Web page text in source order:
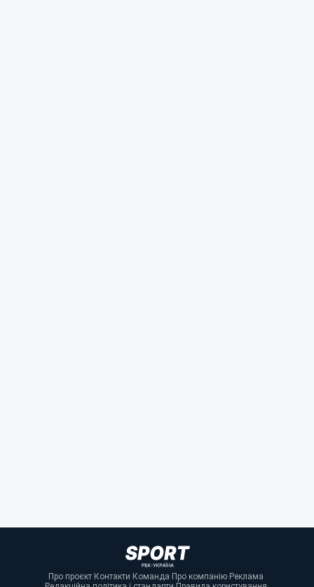
Про проєкт· Контакти· Команда· Про компанію· Реклама·